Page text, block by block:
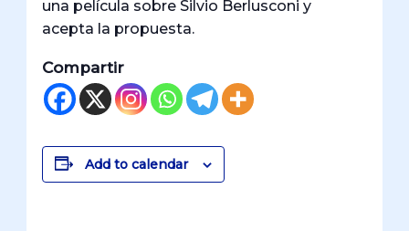
una película sobre Silvio Berlusconi y
acepta la propuesta.
Compartir
Add to calendar